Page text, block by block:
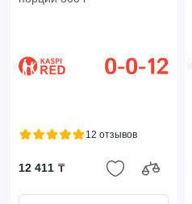
12 отзывов
12 411 ₸